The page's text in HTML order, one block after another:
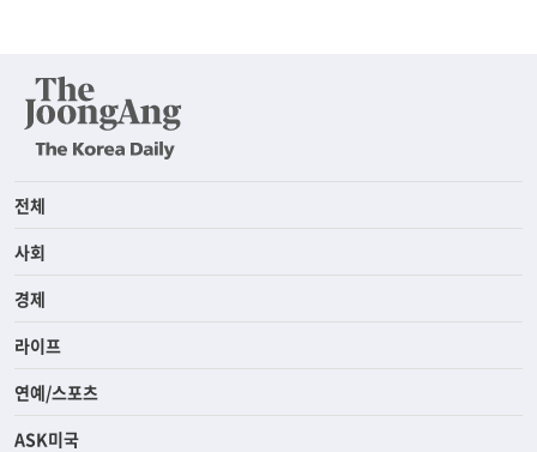
전체
사회
경제
라이프
연예/스포츠
ASK미국